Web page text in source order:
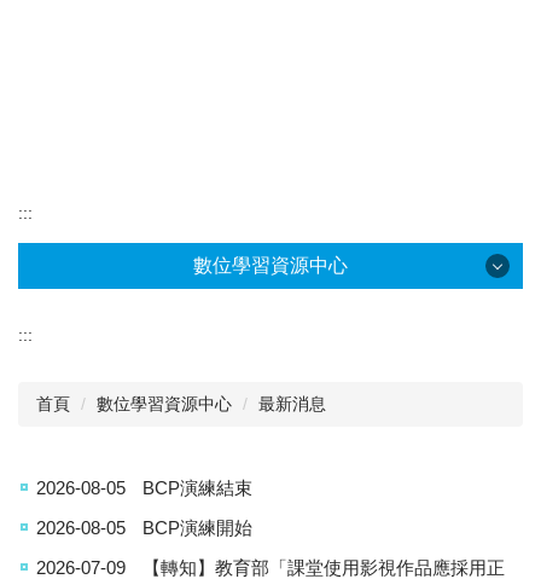
:::
數位學習資源中心
中心位置
成員執掌
:::
首頁 數位學習資源中心 最新消息
2026-08-05
BCP演練結束
2026-08-05
BCP演練開始
2026-07-09
【轉知】教育部「課堂使用影視作品應採用正